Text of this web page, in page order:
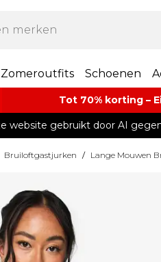
Zomeroutfits Schoenen
Tot 70% korting –
website gebruikt door AI
Bruiloftgastjurken / Lange Mouwen